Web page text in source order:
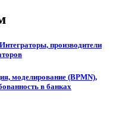
производители
моделирование (BPMN),
в банках